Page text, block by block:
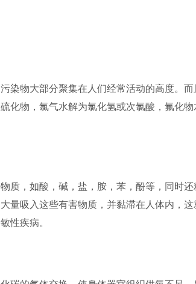
染物大部分聚集在人们经常活动的高度。而
化物，氯气水解为氯化氢或次氯酸，氟化物
质，如酸，碱，盐，胺，苯，酚等，同时还
量吸入这些有害物质，并黏滞在人体内，这
性疾病。